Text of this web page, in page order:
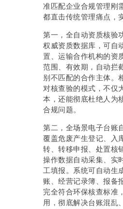
准匹配企业合规管理刚
都直击传统管理痛点，
第一，全自动资质核验
权威资质数据库，可自
置、运输合作机构的资
范围、有效期，自动拦
别不匹配的合作主体。
对核查验的模式，不仅
本，还能彻底杜绝人为
合规问题。
第二，全场景电子台账
覆盖危废产生登记、入
转、转移申报、处置核
操作数据自动采集、实
工填报。系统可自动生
账、经营记录簿、报备
完全符合环保核查标准
用，彻底解决台账混乱